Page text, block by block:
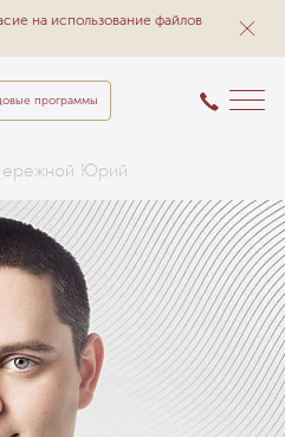
на использование файлов
программы
Юрий